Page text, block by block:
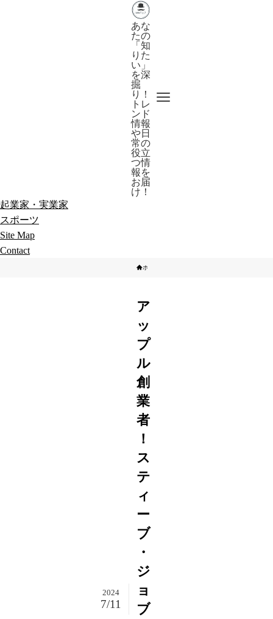
あな
たの
「知
りた
い」
を深
掘
り！
トレ
ンド
情報
や日
常の
役立
つ情
報を
お届
け！
起業家・実業家
スポーツ
Site Map
Contact
ホーム
ア
ッ
プ
ル
創
業
者
！
ス
テ
ィ
ー
ブ
・
ジ
ョ
ブ
2024
7/11